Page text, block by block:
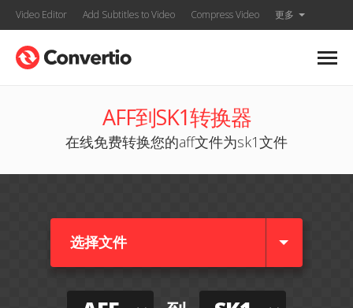
Video Editor Add Subtitles to Video Compress Video 更多
AFF到SK1转换器
在线免费转换您的aff文件为sk1文件
选择文件